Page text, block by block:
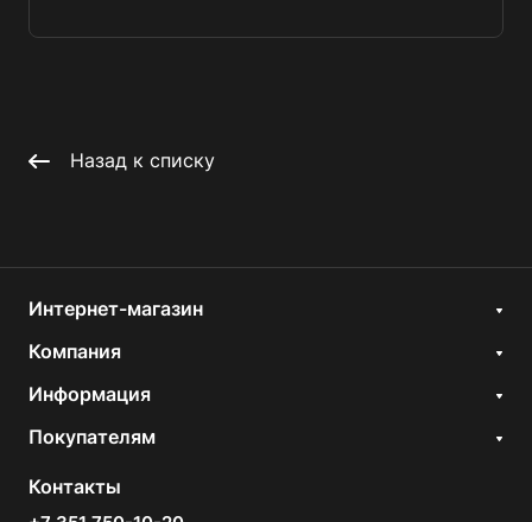
Назад к списку
Интернет-магазин
Компания
Информация
Покупателям
Контакты